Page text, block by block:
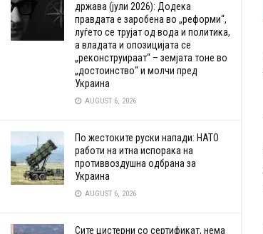
држава (јули 2026): Додека
правдата е заробена во „реформи“,
луѓето се трујат од вода и политика,
а владата и опозицијата се
„реконструираат“ – земјата тоне во
„достоинство“ и молчи пред
Украина
AUGUST 6, 2026
По жестоките руски напади: НАТО
работи на итна испорака на
противвоздушна одбрана за
Украина
AUGUST 6, 2026
Сите цистерни со сертификат, нема